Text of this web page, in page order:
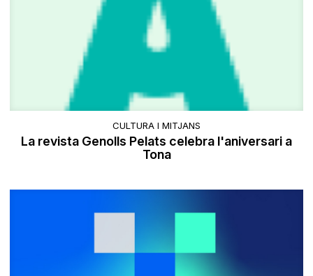
CULTURA I MITJANS
La revista Genolls Pelats celebra l'aniversari a
Tona